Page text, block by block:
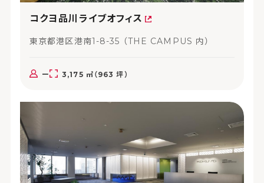
コクヨ品川ライブオフィス
東京都港区港南1-8-35 （THE CAMPUS 内）
ー 3,175 ㎡（963 坪）